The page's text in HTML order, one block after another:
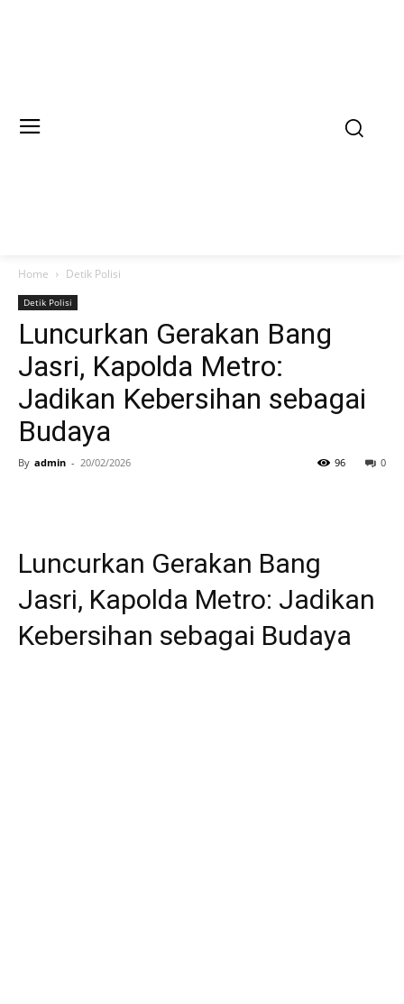
Home Detik Polisi
Detik Polisi
Luncurkan Gerakan Bang
Jasri, Kapolda Metro:
Jadikan Kebersihan sebagai
Budaya
By admin - 20/02/2026 0
96
Luncurkan Gerakan Bang
Jasri, Kapolda Metro: Jadikan
Kebersihan sebagai Budaya